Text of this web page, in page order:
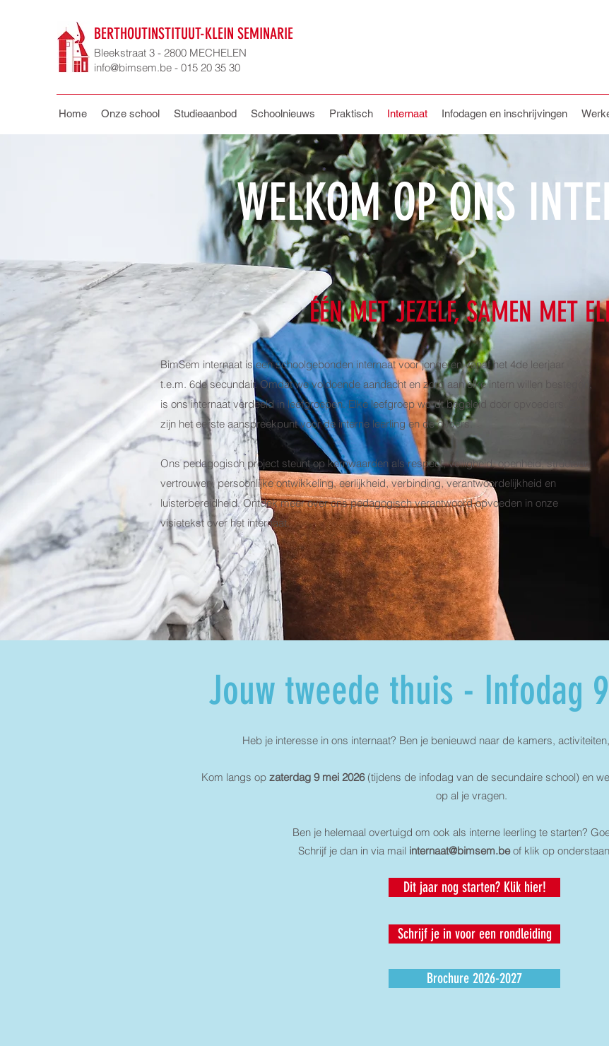
BERTHOUTINSTITUUT-KLEIN SEMINARIE
Bleekstraat 3 - 2800 MECHELEN
info@bimsem.be - 015 20 35 30
Home Onze school Studieaanbod Schoolnieuws Praktisch Internaat Infodagen en inschrijvingen
WELKOM OP ONS
ÉÉN MET JEZELF, SAMEN MET
BimSem internaat is een schoolgebonden internaat voor jongeren vanaf het 4de leerjaar
t.e.m. 6de secundair. Omdat we voldoende aandacht en zorg aan elke intern willen besteden,
is ons internaat verdeeld in leefgroepen. Elke leefgroep wordt begeleid door opvoeders. Zij
zijn het eerste aanspreekpunt voor de interne leerling en de ouders.
Ons pedagogisch project steunt op kernwaarden als respect, veiligheid, openheid, structuur,
vertrouwen, persoonlijke ontwikkeling, eerlijkheid, verbinding, verantwoordelijkheid en
luisterbereidheid. Ontdek meer over ons pedagogisch verantwoord opvoeden in onze
visietekst over het internaat.
Jouw tweede thuis - Infodag
Heb je interesse in ons internaat? Ben je benieuwd naar de kamers,
Kom langs op zaterdag 9 mei 2026(tijdens de infodag van de secundaire school) en
op al je vragen.
Ben je helemaal overtuigd om ook als interne leerling te starten?
Schrijf je dan in via mail internaat@bimsem.beof klik op
Dit jaar nog starten? Klik hier!
Schrijf je in voor een rondleiding
Brochure 2026-2027